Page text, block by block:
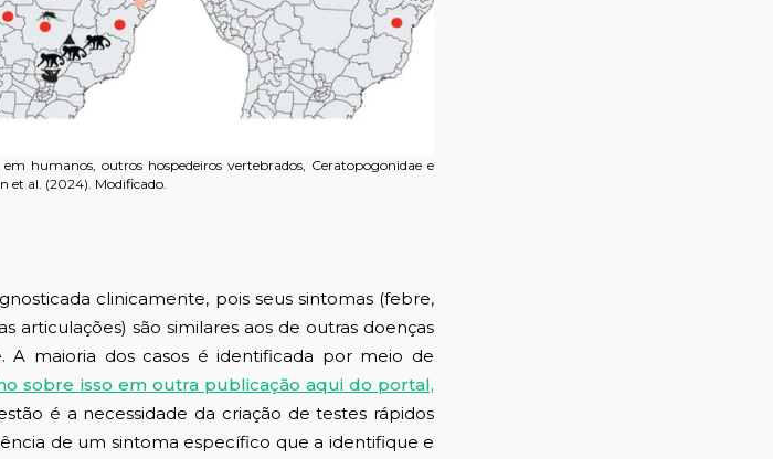
humanos, outros hospedeiros vertebrados, Ceratopogonidae e
et al. (2024). Modificado.
clinicamente, pois seus sintomas (febre,
articulações) são similares aos de outras doenças
A maioria dos casos é identificada por meio de
sobre isso em outra publicação aqui do portal,
é a necessidade da criação de testes rápidos
de um sintoma específico que a identifique e